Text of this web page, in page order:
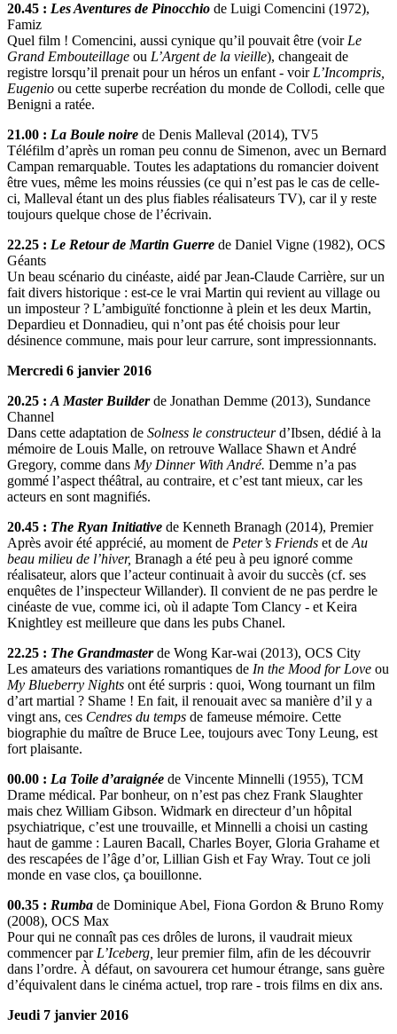
20.45 : Les Aventures de Pinocchio de Luigi Comencini (1972),
Famiz
Quel film ! Comencini, aussi cynique qu’il pouvait être (voir Le
Grand Embouteillage ou L’Argent de la vieille), changeait de
registre lorsqu’il prenait pour un héros un enfant - voir L’Incompris,
Eugenio ou cette superbe recréation du monde de Collodi, celle que
Benigni a ratée.
21.00 : La Boule noire de Denis Malleval (2014), TV5
Téléfilm d’après un roman peu connu de Simenon, avec un Bernard
Campan remarquable. Toutes les adaptations du romancier doivent
être vues, même les moins réussies (ce qui n’est pas le cas de celle-
ci, Malleval étant un des plus fiables réalisateurs TV), car il y reste
toujours quelque chose de l’écrivain.
22.25 : Le Retour de Martin Guerre de Daniel Vigne (1982), OCS
Géants
Un beau scénario du cinéaste, aidé par Jean-Claude Carrière, sur un
fait divers historique : est-ce le vrai Martin qui revient au village ou
un imposteur ? L’ambiguïté fonctionne à plein et les deux Martin,
Depardieu et Donnadieu, qui n’ont pas été choisis pour leur
désinence commune, mais pour leur carrure, sont impressionnants.
Mercredi 6 janvier 2016
20.25 : A Master Builderde Jonathan Demme (2013), Sundance
Channel
Dans cette adaptation de Solness le constructeurd’Ibsen, dédié à la
mémoire de Louis Malle, on retrouve Wallace Shawn et André
Gregory, comme dans My Dinner With André. Demme n’a pas
gommé l’aspect théâtral, au contraire, et c’est tant mieux, car les
acteurs en sont magnifiés.
20.45 : The Ryan Initiative de Kenneth Branagh (2014), Premier
Après avoir été apprécié, au moment de Peter’s Friends et de Au
beau milieu de l’hiver, Branagh a été peu à peu ignoré comme
réalisateur, alors que l’acteur continuait à avoir du succès (cf. ses
enquêtes de l’inspecteur Willander). Il convient de ne pas perdre le
cinéaste de vue, comme ici, où il adapte Tom Clancy - et Keira
Knightley est meilleure que dans les pubs Chanel.
22.25 : The Grandmasterde Wong Kar-wai (2013), OCS City
Les amateurs des variations romantiques de In the Mood for Love ou
My Blueberry Nights ont été surpris : quoi, Wong tournant un film
d’art martial ? Shame ! En fait, il renouait avec sa manière d’il y a
vingt ans, ces Cendres du temps de fameuse mémoire. Cette
biographie du maître de Bruce Lee, toujours avec Tony Leung, est
fort plaisante.
00.00 : La Toile d’araignée de Vincente Minnelli (1955), TCM
Drame médical. Par bonheur, on n’est pas chez Frank Slaughter
mais chez William Gibson. Widmark en directeur d’un hôpital
psychiatrique, c’est une trouvaille, et Minnelli a choisi un casting
haut de gamme : Lauren Bacall, Charles Boyer, Gloria Grahame et
des rescapées de l’âge d’or, Lillian Gish et Fay Wray. Tout ce joli
monde en vase clos, ça bouillonne.
00.35 : Rumba de Dominique Abel, Fiona Gordon & Bruno Romy
(2008), OCS Max
Pour qui ne connaît pas ces drôles de lurons, il vaudrait mieux
commencer par L’Iceberg, leur premier film, afin de les découvrir
dans l’ordre. À défaut, on savourera cet humour étrange, sans guère
d’équivalent dans le cinéma actuel, trop rare - trois films en dix ans.
Jeudi 7 janvier 2016